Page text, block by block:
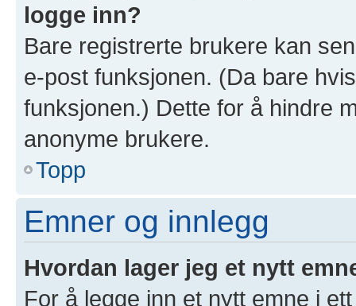
logge inn?
Bare registrerte brukere kan
e-post funksjonen. (Da bare
funksjonen.) Dette for å hindre
anonyme brukere.
Topp
Emner og innlegg
Hvordan lager jeg et nytt
For å legge inn et nytt emne i